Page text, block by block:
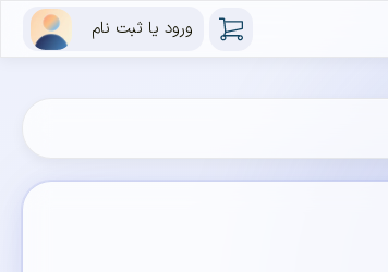
ورود یا ثبت نام